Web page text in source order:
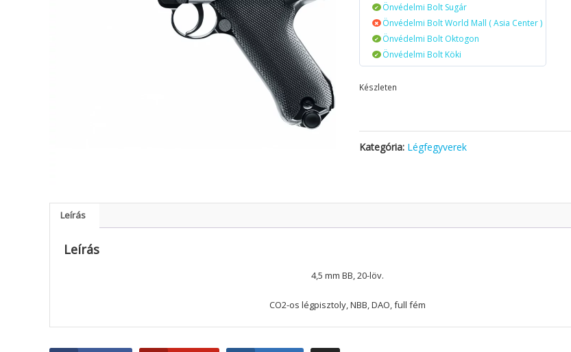
Önvédelmi Bolt Sugár
Önvédelmi Bolt World Mall ( Asia Center )
Önvédelmi Bolt Oktogon
Önvédelmi Bolt Köki
Készleten
Kategória: Légfegyverek
Leírás
Leírás
4,5 mm BB, 20-löv.
CO2-os légpisztoly, NBB, DAO, full fém